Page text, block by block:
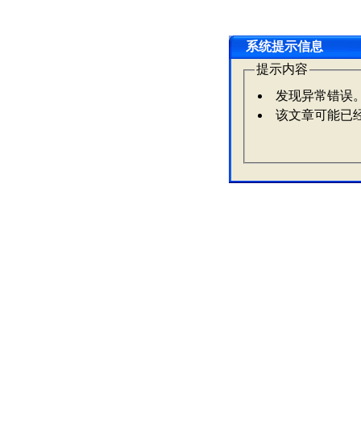
系统提示信息
提示内容
发现异常错误
该文章可能已